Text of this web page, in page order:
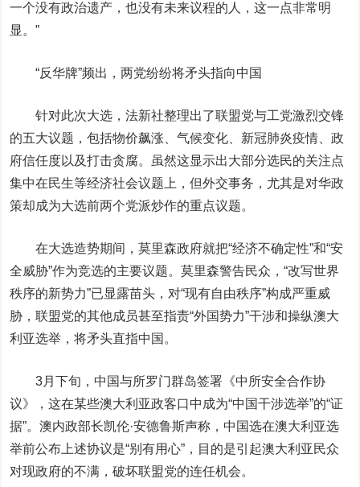
一个没有政治遗产，也没有未来议程的人，这一点非常明
显。”
“反华牌”频出，两党纷纷将矛头指向中国
针对此次大选，法新社整理出了联盟党与工党激烈交锋
的五大议题，包括物价飙涨、气候变化、新冠肺炎疫情、政
府信任度以及打击贪腐。虽然这显示出大部分选民的关注点
集中在民生等经济社会议题上，但外交事务，尤其是对华政
策却成为大选前两个党派炒作的重点议题。
在大选造势期间，莫里森政府就把“经济不确定性”和“安
全威胁”作为竞选的主要议题。莫里森警告民众，“改写世界
秩序的新势力”已显露苗头，对“现有自由秩序”构成严重威
胁，联盟党的其他成员甚至指责“外国势力”干涉和操纵澳大
利亚选举，将矛头直指中国。
3月下旬，中国与所罗门群岛签署《中所安全合作协
议》，这在某些澳大利亚政客口中成为“中国干涉选举”的“证
据”。澳内政部长凯伦·安德鲁斯声称，中国选在澳大利亚选
举前公布上述协议是“别有用心”，目的是引起澳大利亚民众
对现政府的不满，破坏联盟党的连任机会。